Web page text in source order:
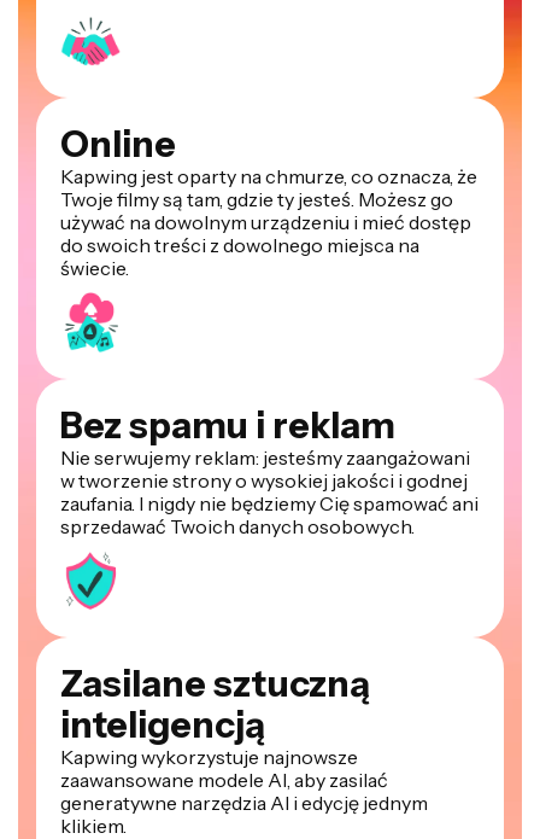
Online
Kapwing jest oparty na chmurze, co oznacza, że
Twoje filmy są tam, gdzie ty jesteś. Możesz go
używać na dowolnym urządzeniu i mieć dostęp
do swoich treści z dowolnego miejsca na
świecie.
Bez spamu i reklam
Nie serwujemy reklam: jesteśmy zaangażowani
w tworzenie strony o wysokiej jakości i godnej
zaufania. I nigdy nie będziemy Cię spamować ani
sprzedawać Twoich danych osobowych.
Zasilane sztuczną
inteligencją
Kapwing wykorzystuje najnowsze
zaawansowane modele AI, aby zasilać
generatywne narzędzia AI i edycję jednym
klikiem.